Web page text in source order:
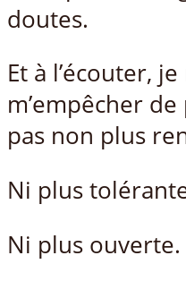
doutes.
Et à l’écouter,
m’empêcher de
pas non plus
Ni plus
Ni plus ouverte.